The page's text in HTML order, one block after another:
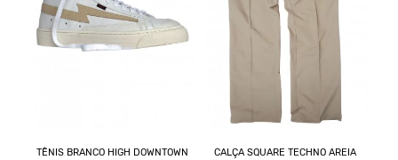
TÊNIS BRANCO HIGH DOWNTOWN CALÇA SQUARE TECHNO AREIA